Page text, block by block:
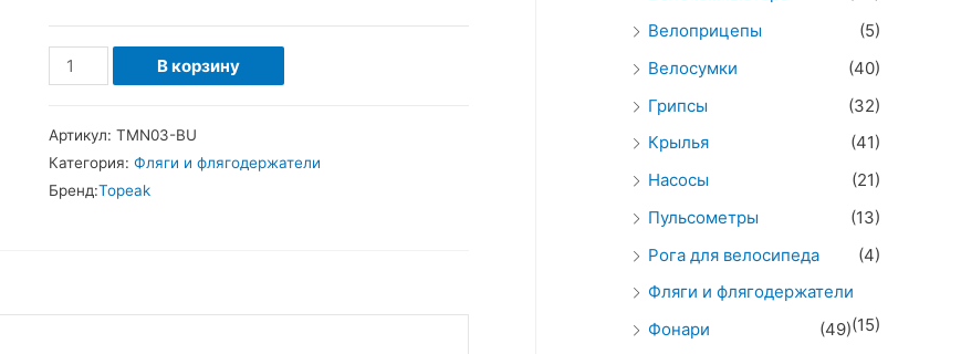
Количество
товара
Topeak
MONO
В корзину
Артикул: TMN03-BU
Категория: Фляги и флягодержатели
Бренд:Topeak
Велоприцепы
(5)
Велосумки
(40)
Грипсы
(32)
Крылья
(41)
Насосы
(21)
Пульсометры
(13)
Рога для велосипеда
(4)
Фляги и флягодержатели
(15)
Фонари
(49)